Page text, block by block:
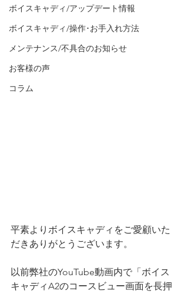
ボイスキャディ/アップデート情報
ボイスキャディ/操作･お手入れ方法
メンテナンス/不具合のお知らせ
お客様の声
コラム
平素よりボイスキャディをご愛顧いた
だきありがとうございます。
以前弊社のYouTube動画内で「ボイス
キャディA2のコースビュー画面を長押